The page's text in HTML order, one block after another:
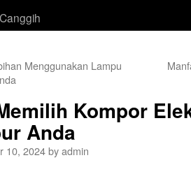
Canggih
Menggunakan Lampu
Kompor
Anda
10, 2024byadmin